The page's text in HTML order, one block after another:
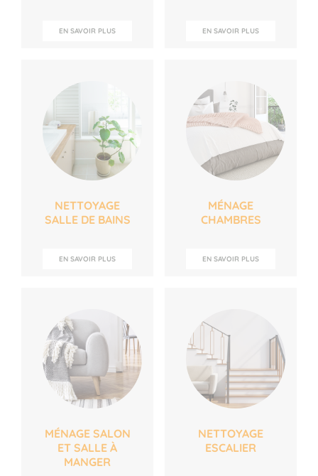
EN SAVOIR PLUS EN SAVOIR PLUS
NETTOYAGE
SALLE DE BAINS
EN SAVOIR PLUS
MÉNAGE
CHAMBRES
EN SAVOIR PLUS
MÉNAGE SALON
ET SALLE À
MANGER
NETTOYAGE
ESCALIER